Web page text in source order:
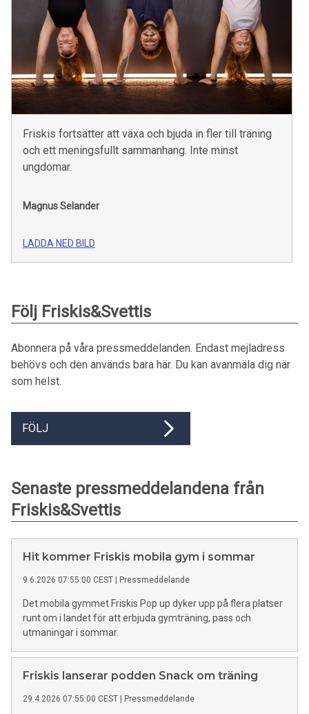
Friskis fortsätter att växa och bjuda in fler till träning
och ett meningsfullt sammanhang. Inte minst
ungdomar.
Magnus Selander
LADDA NED BILD
Följ Friskis&Svettis
Abonnera på våra pressmeddelanden. Endast mejladress
behövs och den används bara här. Du kan avanmäla dig när
som helst.
FÖLJ
Senaste pressmeddelandena från
Friskis&Svettis
Hit kommer Friskis mobila gym i sommar
9.6.2026 07:55:00 CEST | Pressmeddelande
Det mobila gymmet Friskis Pop up dyker upp på flera platser
runt om i landet för att erbjuda gymträning, pass och
utmaningar i sommar.
Friskis lanserar podden Snack om träning
29.4.2026 07:55:00 CEST | Pressmeddelande